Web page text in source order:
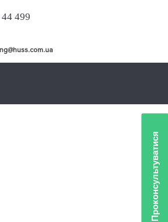
499
Проконсультуватися